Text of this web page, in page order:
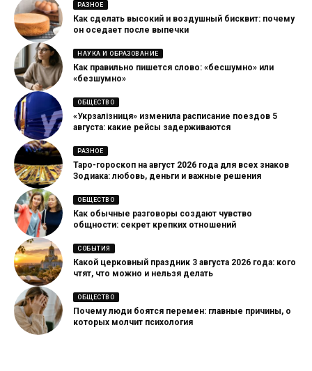
РАЗНОЕ
Как сделать высокий и воздушный бисквит: почему
он оседает после выпечки
НАУКА И ОБРАЗОВАНИЕ
Как правильно пишется слово: «бесшумно» или
«безшумно»
ОБЩЕСТВО
«Укрзалізниця» изменила расписание поездов 5
августа: какие рейсы задерживаются
РАЗНОЕ
Таро-гороскоп на август 2026 года для всех знаков
Зодиака: любовь, деньги и важные решения
ОБЩЕСТВО
Как обычные разговоры создают чувство
общности: секрет крепких отношений
СОБЫТИЯ
Какой церковный праздник 3 августа 2026 года: кого
чтят, что можно и нельзя делать
ОБЩЕСТВО
Почему люди боятся перемен: главные причины, о
которых молчит психология